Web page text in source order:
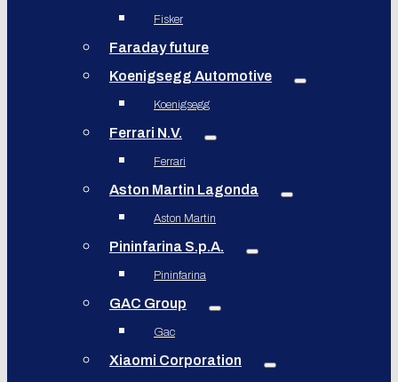
Fisker
Faraday future
Koenigsegg Automotive
Koenigsegg
Ferrari N.V.
Ferrari
Aston Martin Lagonda
Aston Martin
Pininfarina S.p.A.
Pininfarina
GAC Group
Gac
Xiaomi Corporation